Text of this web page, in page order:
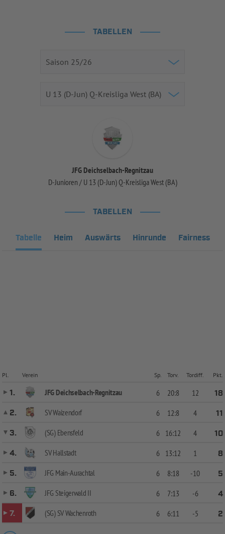
TABELLEN
JFG Deichselbach-Regnitzau
D-Junioren / U 13 (D-Jun) Q-Kreisliga West (BA)
TABELLEN
Tabelle Heim Auswärts Hinrunde Fairness
Pl. Verein Sp. Torv. Tordiff. Pkt.
1. JFG Deichselbach-Regnitzau 6 20:8 12
18
2.
SV Waizendorf 6 12:8 4
11
3.
(SG) Ebensfeld 6 16:12 4
10
4.
SV Hallstadt 6 13:12 1
8
5.
JFG Main-Aurachtal 6 8:18 -10
5
6.
JFG Steigerwald II 6 7:13 -6
4
7.
(SG) SV Wachenroth 6 6:11 -5 2